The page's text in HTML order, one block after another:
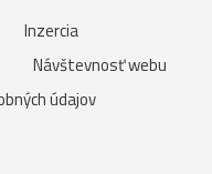
Inzercia
Návštevnosť webu
údajov